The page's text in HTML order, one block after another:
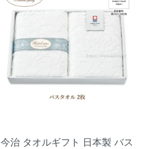
今治 タオルギフト 日本製 バス